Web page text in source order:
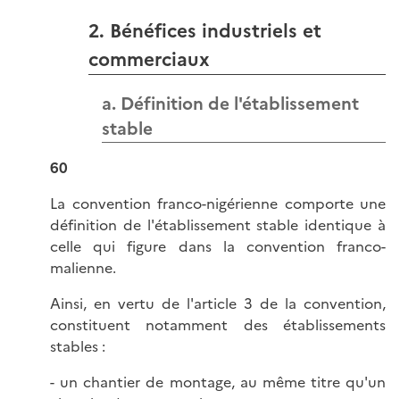
2. Bénéfices industriels et
commerciaux
a. Définition de l'établissement
stable
60
La convention franco-nigérienne comporte une
définition de l'établissement stable identique à
celle qui figure dans la convention franco-
malienne.
Ainsi, en vertu de l'article 3 de la convention,
constituent notamment des établissements
stables :
- un chantier de montage, au même titre qu'un